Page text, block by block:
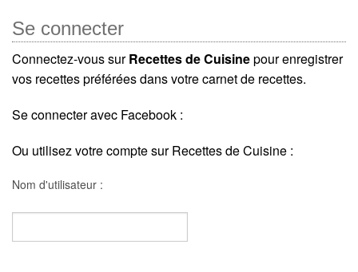
Se connecter
Connectez-vous surRecettes de Cuisinepour enregistrer
vos recettes préférées dans votre carnet de recettes.
Se connecter avec Facebook :
Ou utilisez votre compte sur Recettes de Cuisine :
Nom d'utilisateur :